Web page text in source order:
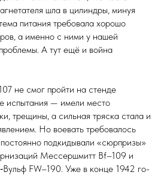
шла в цилиндры, минуя
питания требовала хорошо
а именно с ними у нашей
А тут ещё и война
не смог пройти на стенде
испытания — имели место
трещины, а сильная тряска стала и
Но воевать требовалось
подкидывали «сюрпризы»
Мессершмитт Bf–109 и
FW–190. Уже в конце 1942 го­